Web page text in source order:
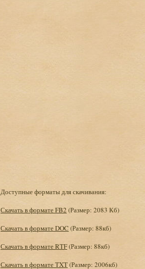
Доступные форматы для скачивания:
Скачать в формате FB2 (Размер: 2083 Кб)
Скачать в формате DOC (Размер: 88кб)
Скачать в формате RTF(Размер: 88кб)
Скачать в формате TXT(Размер: 2006кб)